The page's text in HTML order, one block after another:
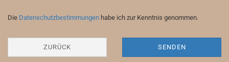
DATENSCHUTZBESTIMMUNGEN
Die Datenschutzbestimmungen habe ich zur Kenntnis genommen.
ZURÜCK SENDEN